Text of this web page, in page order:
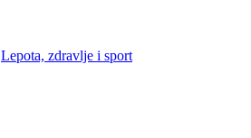
Lepota, zdravlje i sport